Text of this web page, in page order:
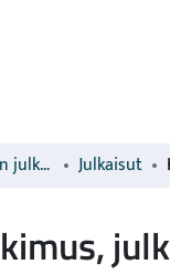
Luonnonvarakeskuksen julkaisut Julkaisut